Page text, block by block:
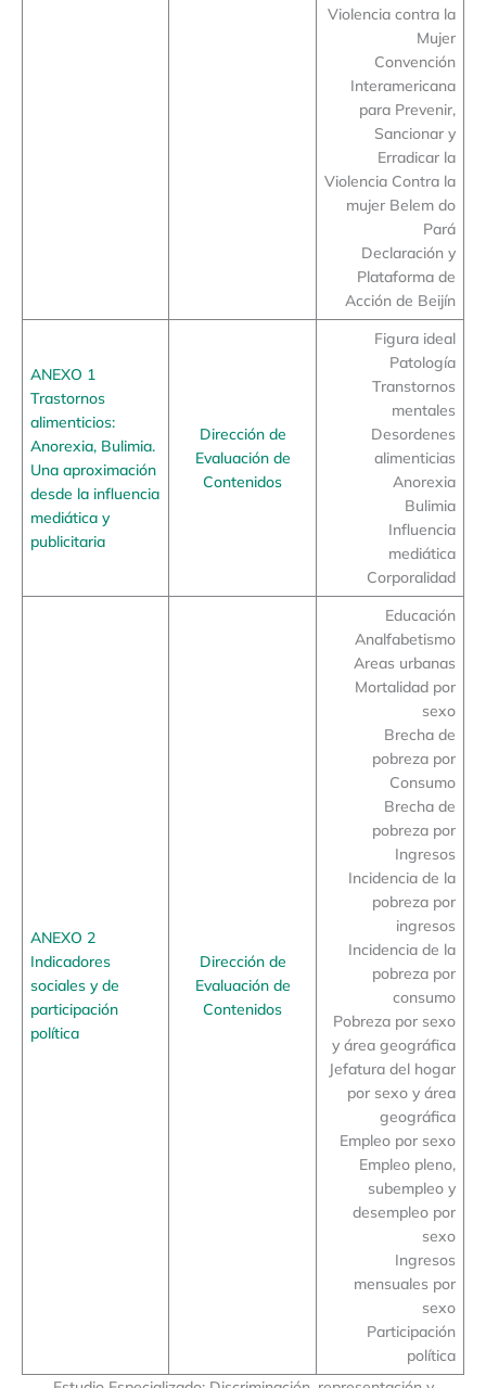
Violencia contra la
Mujer
Convención
Interamericana
para Prevenir,
Sancionar y
Erradicar la
Violencia Contra la
mujer Belem do
Pará
Declaración y
Plataforma de
Acción de Beijín
ANEXO 1
Trastornos
alimenticios:
Anorexia, Bulimia.
Una aproximación
desde la influencia
mediática y
publicitaria
Dirección de
Evaluación de
Contenidos
Figura ideal
Patología
Transtornos
mentales
Desordenes
alimenticias
Anorexia
Bulimia
Influencia
mediática
Corporalidad
ANEXO 2
Indicadores
sociales y de
participación
política
Dirección de
Evaluación de
Contenidos
Educación
Analfabetismo
Areas urbanas
Mortalidad por
sexo
Brecha de
pobreza por
Consumo
Brecha de
pobreza por
Ingresos
Incidencia de la
pobreza por
ingresos
Incidencia de la
pobreza por
consumo
Pobreza por sexo
y área geográfica
Jefatura del hogar
por sexo y área
geográfica
Empleo por sexo
Empleo pleno,
subempleo y
desempleo por
sexo
Ingresos
mensuales por
sexo
Participación
política